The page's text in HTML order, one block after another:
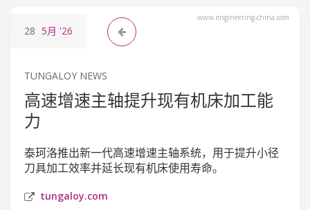
www.engineering-china.com
28 5月 '26
TUNGALOY NEWS
高速增速主轴提升现有机床加工能
力
泰珂洛推出新一代高速增速主轴系统，用于提升小径
刀具加工效率并延长现有机床使用寿命。
tungaloy.com